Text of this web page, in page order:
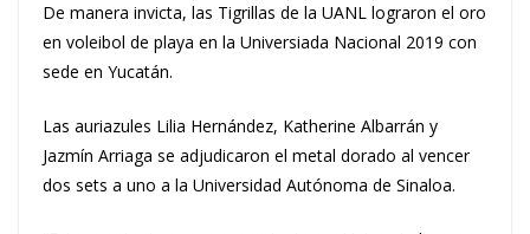
De manera invicta, las Tigrillas de la UANL lograron el oro
en voleibol de playa en la Universiada Nacional 2019 con
sede en Yucatán.
Las auriazules Lilia Hernández, Katherine Albarrán y
Jazmín Arriaga se adjudicaron el metal dorado al vencer
dos sets a uno a la Universidad Autónoma de Sinaloa.